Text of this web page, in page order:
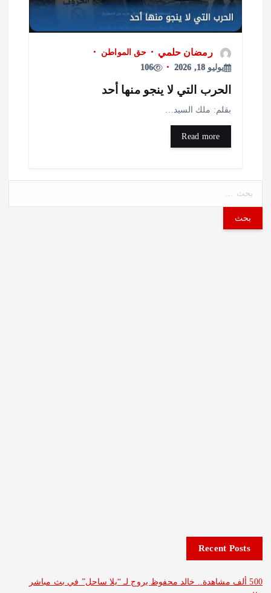
رمضان حلمي
حق المواطن
106
التي لا ينجو منها أحد
ملك السيد…
Recent
مشاهدة.. خالد محفوظ يروج لـ “يلا ساحل” في بث مباشر